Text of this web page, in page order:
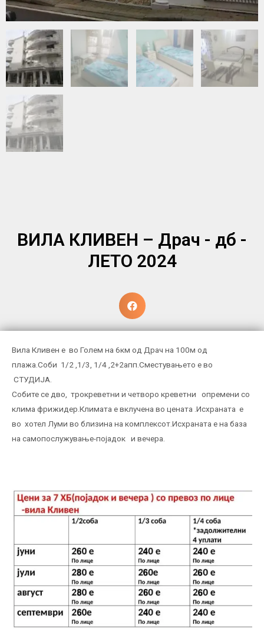
ВИЛА КЛИВЕН – Драч - дб -
ЛЕТО 2024
Вила Кливен е во Голем на 6км од Драч на 100м од
плажа.Соби 1/2 ,1/3, 1/4 ,2+2апп.Сместувањето е во
СТУДИЈА.
Собите се дво, трокреветни и четворо креветни опремени со
клима фрижидер.Климата е вклучена во цената .Исхраната е
во хотел Луми во близина на комплексот.Исхраната е на база
на самопослужување-појадок и вечера.